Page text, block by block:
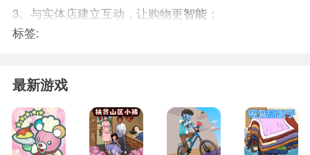
3。与实体店建立互动，让购物更智能；
标签:
最新游戏